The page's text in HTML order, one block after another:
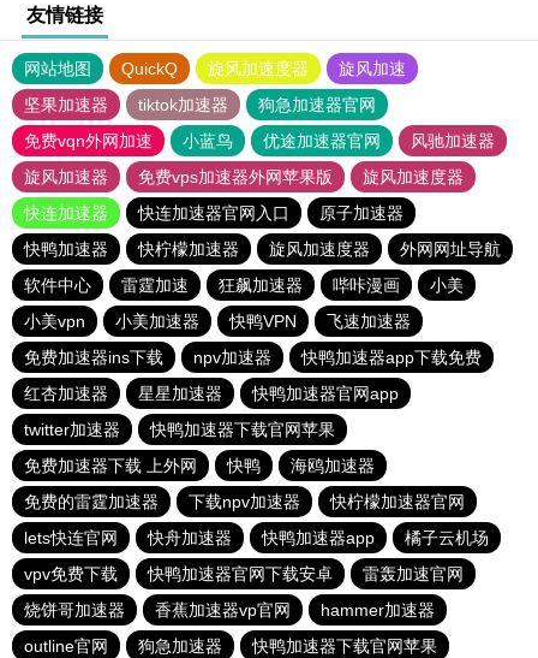
友情链接
网站地图 QuickQ 旋风加速度器
旋风加速
坚果加速器
tiktok加速器
狗急加速器官网
免费vqn外网加速
小蓝鸟 优途加速器官网
风驰加速器
旋风加速器
免费vps加速器外网苹果版
旋风加速度器
快连加速器
快连加速器官网入口
原子加速器
快鸭加速器
快柠檬加速器 旋风加速度器
外网网址导航
软件中心
雷霆加速 狂飙加速器 哔咔漫画
小美
小美vpn
小美加速器 快鸭VPN
飞速加速器
免费加速器ins下载
npv加速器
快鸭加速器app下载免费
红杏加速器
星星加速器
快鸭加速器官网app
twitter加速器
快鸭加速器下载官网苹果
免费加速器下载 上外网
快鸭
海鸥加速器
免费的雷霆加速器
下载npv加速器
快柠檬加速器官网
lets快连官网
快舟加速器 快鸭加速器app
橘子云机场
vpv免费下载
快鸭加速器官网下载安卓
雷轰加速官网
烧饼哥加速器
香蕉加速器vp官网
hammer加速器
outline官网
狗急加速器 快鸭加速器下载官网苹果